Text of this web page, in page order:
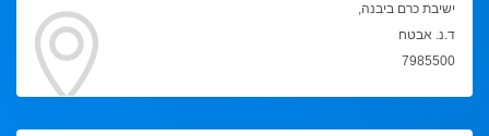
ישיבת כרם ביבנה,
ד.נ. אבטח
7985500